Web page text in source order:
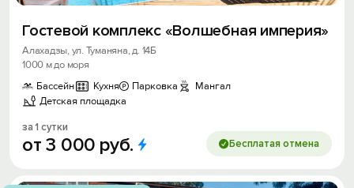
Гостевой комплекс «Волшебная империя»
Алахадзы, ул. Туманяна, д. 14Б
1000 м до моря
Бассейн
Кухня Парковка
Мангал
Детская площадка
за 1 сутки
от3 000 руб. Бесплатая отмена